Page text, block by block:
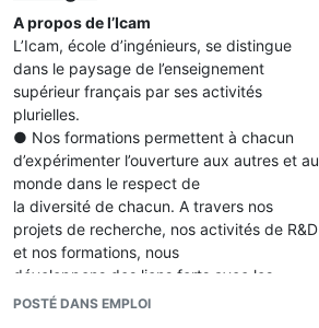
A propos de l’Icam
L’Icam, école d’ingénieurs, se distingue
dans le paysage de l’enseignement
supérieur français par ses activités
plurielles.
● Nos formations permettent à chacun
d’expérimenter l’ouverture aux autres et au
monde dans le respect de
la diversité de chacun. A travers nos
projets de recherche, nos activités de R&D
et nos formations, nous
développons des liens forts avec les
entreprises.
POSTÉ DANS EMPLOI